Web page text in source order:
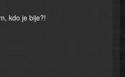
kdo je bije?!